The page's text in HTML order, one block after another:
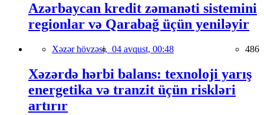
Azərbaycan kredit zəmanəti sistemini
regionlar və Qarabağ üçün yeniləyir
Xəzər hövzəsi, 04 avqust, 00:48 486
Xəzərdə hərbi balans: texnoloji yarış
energetika və tranzit üçün riskləri
artırır